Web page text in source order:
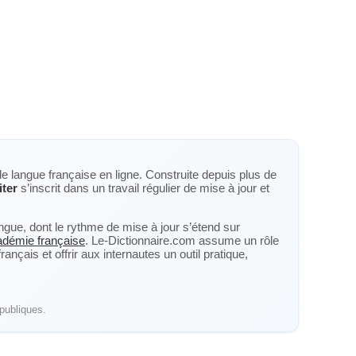
langue française en ligne. Construite depuis plus de
s’inscrit dans un travail régulier de mise à jour et
dont le rythme de mise à jour s’étend sur
française. Le-Dictionnaire.com assume un rôle
et offrir aux internautes un outil pratique,